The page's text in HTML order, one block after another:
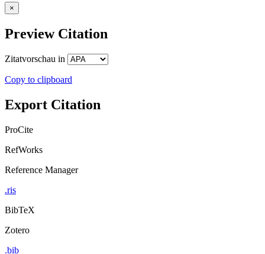
×
Preview Citation
Zitatvorschau in
Copy to clipboard
Export Citation
ProCite
RefWorks
Reference Manager
.ris
BibTeX
Zotero
.bib